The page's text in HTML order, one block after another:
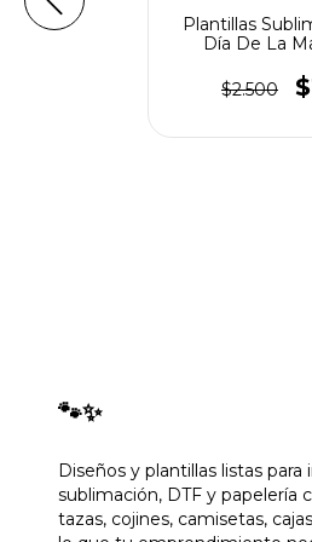
Plantillas
Día De La
$2.500
🐾✨
Diseños y plantillas listas
sublimación, DTF y papelería
tazas, cojines, camisetas,